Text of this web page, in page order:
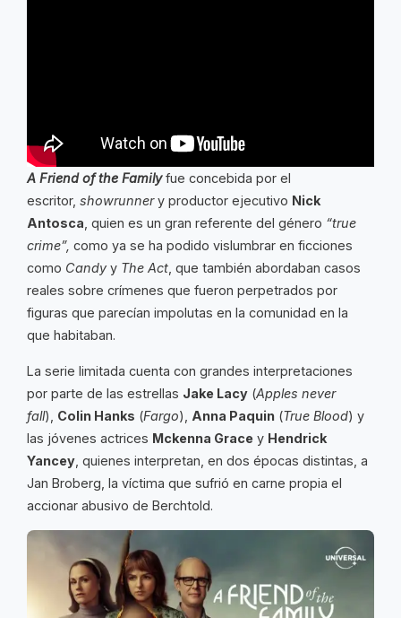
A Friend of the Familyfue concebida por el
escritor, showrunnery productor ejecutivo Nick
Antosca, quien es un gran referente del género “true
crime”, como ya se ha podido vislumbrar en ficciones
como Candyy The Act, que también abordaban casos
reales sobre crímenes que fueron perpetrados por
figuras que parecían impolutas en la comunidad en la
que habitaban.
La serie limitada cuenta con grandes interpretaciones
por parte de las estrellas Jake Lacy (Apples never
fall), Colin Hanks (Fargo), Anna Paquin (True Blood) y
las jóvenes actrices Mckenna Grace y Hendrick
Yancey, quienes interpretan, en dos épocas distintas, a
Jan Broberg, la víctima que sufrió en carne propia el
accionar abusivo de Berchtold.